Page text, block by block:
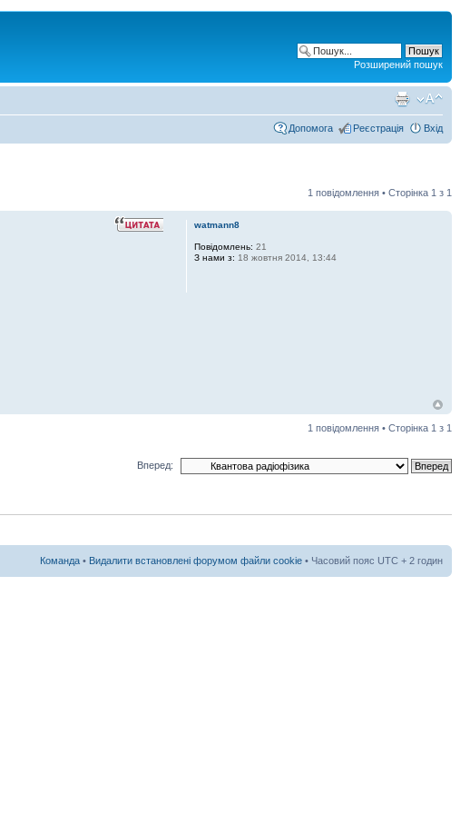
Розширений пошук
Допомога Реєстрація Вхід
1 повідомлення • Сторінка 1 з 1
watmann8
Повідомлень: 21
З нами з: 18 жовтня 2014, 13:44
1 повідомлення • Сторінка 1 з 1
Вперед:
Команда • Видалити встановлені форумом файли cookie • Часовий пояс UTC + 2 годин